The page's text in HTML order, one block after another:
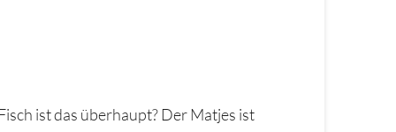
ist das überhaupt? Der Matjes ist